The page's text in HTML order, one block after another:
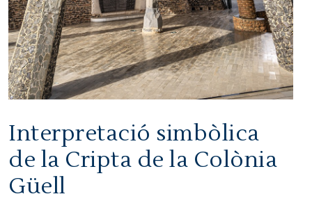
Interpretació simbòlica
de la Cripta de la Colònia
Güell